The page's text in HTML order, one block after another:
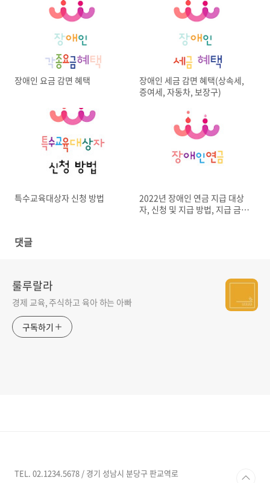
장애인 요금 감면 혜택
장애인 세금 감면 혜택(상속세,
증여세, 자동차, 보장구)
특수교육대상자 신청 방법
2022년 장애인 연금 지급 대상
자, 신청 및 지급 방법, 지급 금액
댓글
룰루랄라
경제 교육, 주식하고 육아 하는 아빠
구독하기
TEL. 02.1234.5678 / 경기 성남시 분당구 판교역로